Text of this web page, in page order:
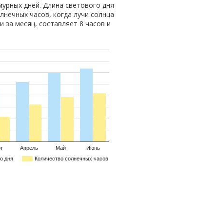
дней. Длина светового дня
часов, когда лучи солнца
за месяц, составляет 8 часов и
дня Количество солнечных часов
Апрель Май Июнь